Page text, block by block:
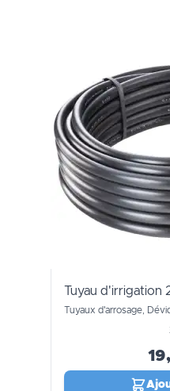
Tuyau d'irrigation
Tuyaux d'arrosage,